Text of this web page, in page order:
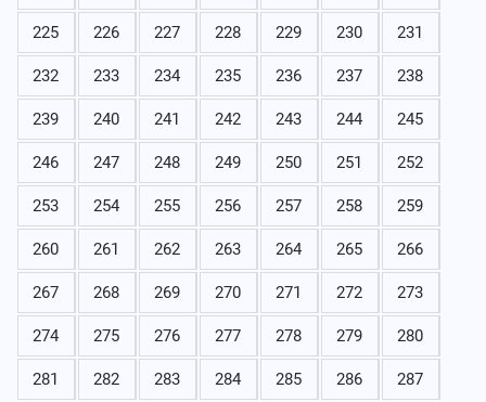
225 226 227 228 229 230 231
232 233 234 235 236 237 238
239 240 241 242 243 244 245
246 247 248 249 250 251 252
253 254 255 256 257 258 259
260 261 262 263 264 265 266
267 268 269 270 271 272 273
274 275 276 277 278 279 280
281 282 283 284 285 286 287